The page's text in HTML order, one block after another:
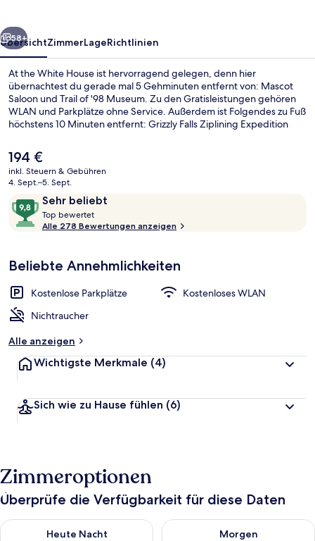
Weiter
58+
ÜbersichtZimmerLageRichtlinien
At the White House ist hervorragend gelegen, denn hier
übernachtest du gerade mal 5 Gehminuten entfernt von: Mascot
Saloon und Trail of '98 Museum. Zu den Gratisleistungen gehören
WLAN und Parkplätze ohne Service. Außerdem ist Folgendes zu Fuß
höchstens 10 Minuten entfernt: Grizzly Falls Ziplining Expedition
hilfsbereite Personal und die Lage.
Der
aktuelle
Preis
194 €.
194 €
inkl. Steuern & Gebühren
4. Sept.–5. Sept.
Bewertungen
Sehr beliebt
9,8
von
10,
beliebt
Top bewertet
o
b
w
e
t
Alle 278 Bewertungen anzeigen
Beliebte Annehmlichkeiten
Kostenlose Parkplätze
Kostenloses WLAN
Nichtraucher
Alle anzeigen
Wichtigste Merkmale (4)
Sich wie zu Hause fühlen (6)
Zimmeroptionen
Überprüfe die Verfügbarkeit für diese Daten
Heute Nacht
Überprüfe die Verfügbarkeit für heute Nacht, Aug. 6 - Aug. 7.
Morgen
Überprüfe die Verfügbarkeit